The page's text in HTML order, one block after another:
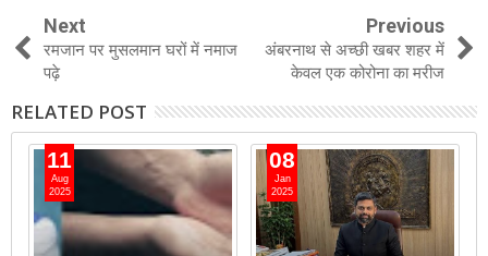
Next
रमजान पर मुसलमान घरों में नमाज
पढ़े
Previous
अंबरनाथ से अच्छी खबर शहर में
केवल एक कोरोना का मरीज
RELATED POST
11
Aug
2025
08
Jan
2025